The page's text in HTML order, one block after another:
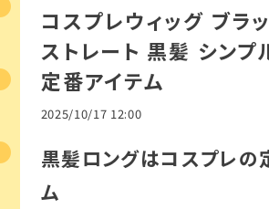
コスプレウィッグ ブラ
ストレート 黒髪 シンプ
定番アイテム
2025/10/17 12:00
黒髪ロングはコスプレの
ム